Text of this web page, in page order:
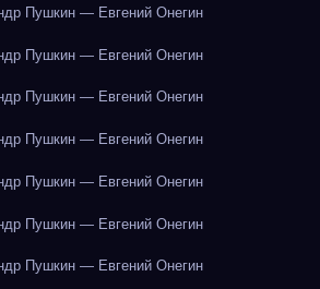
Пушкин — Евгений Онегин
Пушкин — Евгений Онегин
Пушкин — Евгений Онегин
Пушкин — Евгений Онегин
Пушкин — Евгений Онегин
Пушкин — Евгений Онегин
Пушкин — Евгений Онегин